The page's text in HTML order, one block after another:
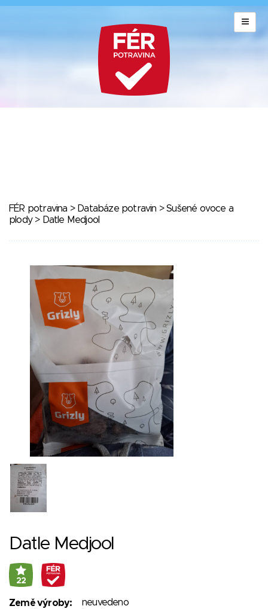
FÉR potravina > Databáze potravin >Sušené ovoce a
plody> Datle Medjool
Datle Medjool
22
Země výroby:
neuvedeno